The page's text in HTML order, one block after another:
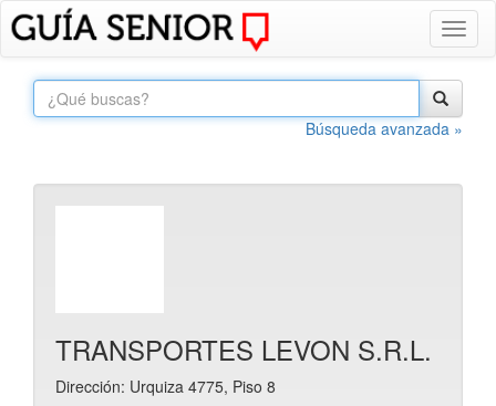
Búsqueda avanzada »
TRANSPORTES LEVON S.R.L.
Dirección: Urquiza 4775, Piso 8